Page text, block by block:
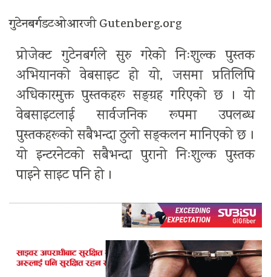
गुटेनबर्गडटओआरजी Gutenberg.org
प्रोजेक्ट गुटेनबर्गले सुरु गरेको निःशुल्क पुस्तक
अभियानको वेबसाइट हो यो, जसमा प्रतिलिपि
अधिकारमुक्त पुस्तकहरू सङ्ग्रह गरिएको छ । यो
वेबसाइटलाई सार्वजनिक रूपमा उपलब्ध
पुस्तकहरूको सबैभन्दा ठुलो सङ्कलन मानिएको छ ।
यो इन्टरनेटको सबैभन्दा पुरानो निःशुल्क पुस्तक
पाइने साइट पनि हो ।